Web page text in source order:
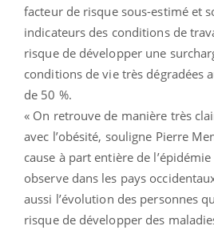
facteur de risque sous-estimé et
indicateurs des conditions de
risque de développer une
conditions de vie très dégradées
de 50 %.
« On retrouve de manière très
avec l’obésité, souligne Pierre
cause à part entière de l’épidémie
observe dans les pays
aussi l’évolution des personnes
risque de développer des